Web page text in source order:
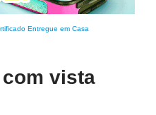
Entregue em Casa
vista